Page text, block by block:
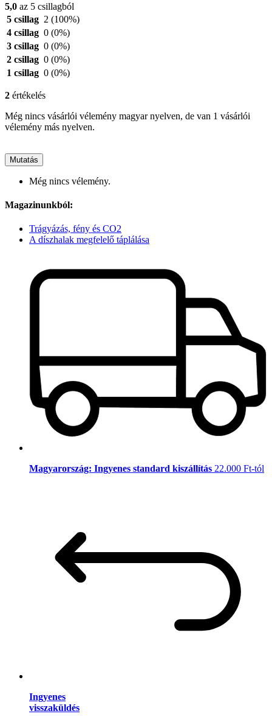
5,0 az 5 csillagból
5 csillag 2 (100%)
4 csillag 0 (0%)
3 csillag 0 (0%)
2 csillag 0 (0%)
1 csillag 0 (0%)
2 értékelés
Még nincs vásárlói vélemény magyar nyelven, de van 1 vásárlói
vélemény más nyelven.
Mutatás
Még nincs vélemény.
Magazinunkból:
Trágyázás, fény és CO2
A díszhalak megfelelő táplálása
Magyarország: Ingyenes standard kiszállítás 22.000 Ft-tól
Ingyenes
visszaküldés